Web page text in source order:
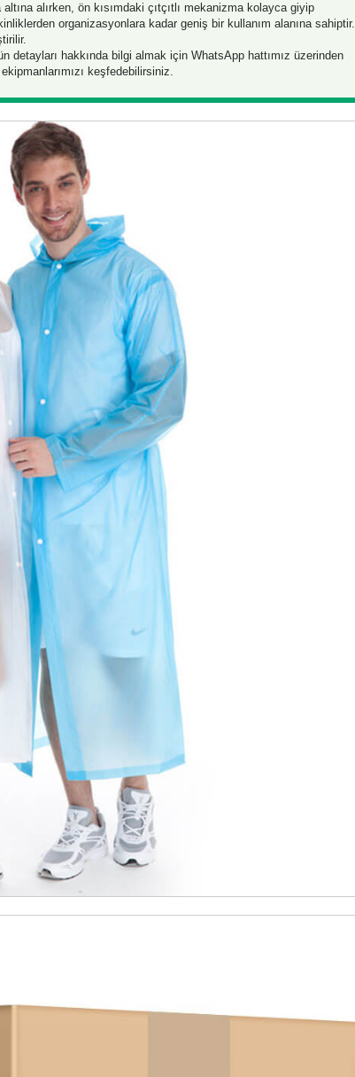
alırken, ön kısımdaki çıtçıtlı mekanizma kolayca giyip
organizasyonlara kadar geniş bir kullanım alanına sahiptir.
detayları hakkında bilgi almak için WhatsApp hattımız üzerinden
keşfedebilirsiniz.